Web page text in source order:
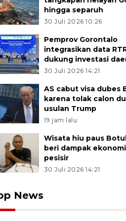
hingga separuh
30 Juli 2026 10:26
Pemprov Gorontalo
integrasikan data
dukung investasi
30 Juli 2026 14:21
AS cabut visa dubes
karena tolak calon
usulan Trump
19 jam lalu
Wisata hiu paus
beri dampak
pesisir
30 Juli 2026 14:21
News